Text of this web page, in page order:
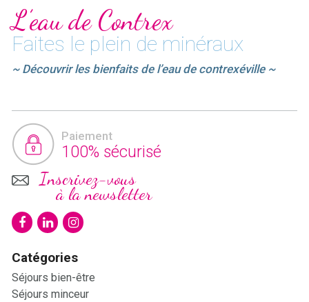
L’eau de Contrex
Faites le plein de minéraux
~ Découvrir les bienfaits de l’eau de contrexéville ~
Paiement
100% sécurisé
Inscrivez-vous
à la newsletter
Catégories
Séjours bien-être
Séjours minceur